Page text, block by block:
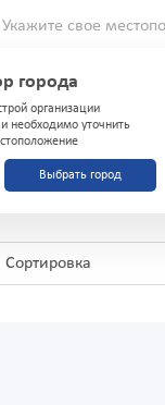
Укажите свое
города
организации
необходимо уточнить
Выбрать город
03
Сортировка